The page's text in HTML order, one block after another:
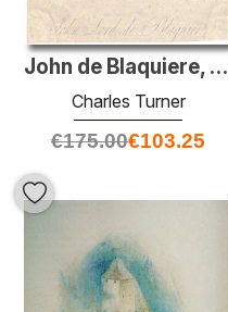
John de Blaquiere, 1er baron de Blaquiere
Charles Turner
€175.00€103.25